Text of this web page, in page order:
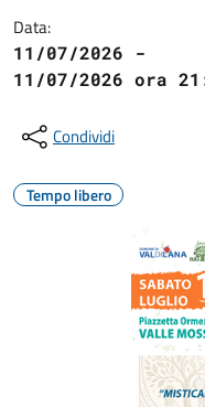
Data:
11/07/2026 -
11/07/2026 ora
Condividi
Tempo libero